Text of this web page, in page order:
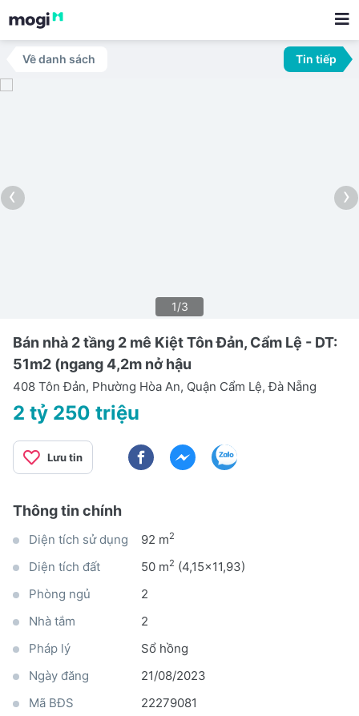
Về danh sách Tin tiếp
‹ ›
1/3
Bán nhà 2 tầng 2 mê Kiệt Tôn Đản, Cẩm Lệ - DT:
51m2 (ngang 4,2m nở hậu
408 Tôn Đản, Phường Hòa An, Quận Cẩm Lệ, Đà Nẵng
2 tỷ 250 triệu
Lưu tin
Thông tin chính
Diện tích sử dụng 92 m2
Diện tích đất 50 m2 (4,15x11,93)
Phòng ngủ
2
Nhà tắm
2
Pháp lý
Sổ hồng
Ngày đăng
21/08/2023
Mã BĐS
22279081